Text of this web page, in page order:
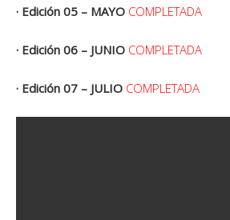
· Edición 05 – MAYO COMPLETADA
· Edición 06 – JUNIO COMPLETADA
· Edición 07 – JULIO COMPLETADA